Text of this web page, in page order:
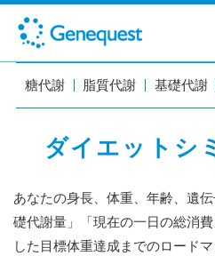
糖代謝 脂質代謝 基礎代謝
ダイエットシ
あなたの身長、体重、年齢、遺
礎代謝量」「現在の一日の総消
した目標体重達成までのロード